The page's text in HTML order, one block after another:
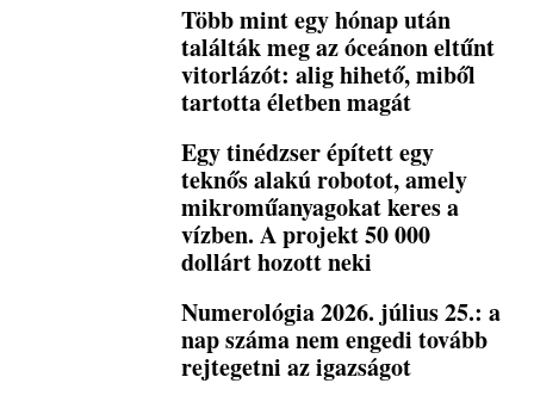
Több mint egy hónap után
találták meg az óceánon eltűnt
vitorlázót: alig hihető, miből
tartotta életben magát
Egy tinédzser épített egy
teknős alakú robotot, amely
mikroműanyagokat keres a
vízben. A projekt 50 000
dollárt hozott neki
Numerológia 2026. július 25.: a
nap száma nem engedi tovább
rejtegetni az igazságot